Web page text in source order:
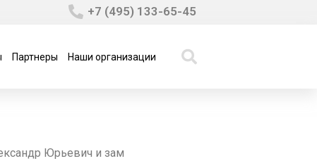
+7 (495) 133-65-45
Партнеры Наши организации
Юрьевич и зам